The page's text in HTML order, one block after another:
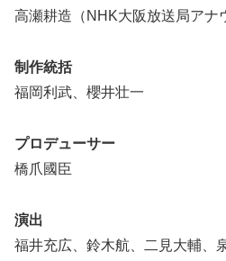
高瀬耕造（NHK大阪放送局アナ
制作統括
福岡利武、櫻井壮一
プロデューサー
橋爪國臣
演出
福井充広、鈴木航、二見大輔